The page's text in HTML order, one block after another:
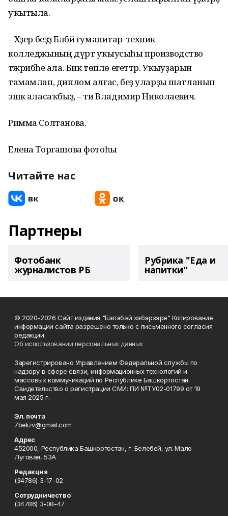
уҡытыла.
– Хәҙер беҙҙә Бәләбәй гуманитар-техник
колледжының дүрт уҡыусыһы производство
тәжрибәһе ала. Бик төплө егеттәр. Уҡыуҙарын
тамамлап, диплом алғас, беҙ уларҙы шатланып
эшкә аласаҡбыҙ, – ти Владимир Николаевич.
Римма Солтанова.
Елена Торгашова фотоһы
Читайте нас
Партнеры
Фотобанк
журналистов РБ
Рубрика "Еда и
напитки"
© 2020-2026 Сайт издания "Бэлэбэй хэбэрзэре" Копирование
информации сайта разрешено только с письменного согласия
редакции.
Об использовании персональных данных
Зарегистрировано Управлением Федеральной службы по
надзору в сфере связи, информационных технологий и
массовых коммуникаций по Республике Башкортостан.
Свидетельство о регистрации СМИ: ПИ №ТУ02-01799 от 19
мая 2025 г.
Эл. почта
7belizv@gmail.com
Адрес
452000, Республика Башкортостан, г. Белебей, ул. Мало
Луговая, 53А
Редакция
(34786) 3-17-02
Сотрудничество
(34786) 3-08-47